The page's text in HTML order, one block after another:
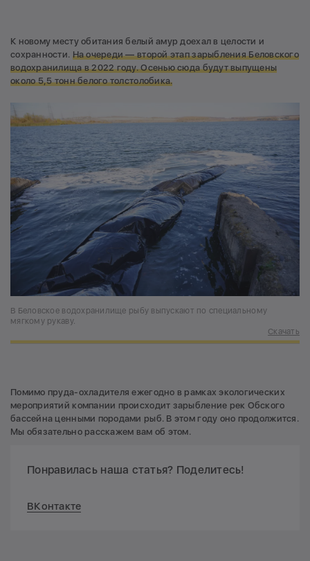
К новому месту обитания белый амур доехал в целости и
сохранности. На очереди — второй этап зарыбления Беловского
водохранилища в 2022 году. Осенью сюда будут выпущены
около 5,5 тонн белого толстолобика.
В Беловское водохранилище рыбу выпускают по специальному
мягкому рукаву.
Скачать
Помимо пруда-охладителя ежегодно в рамках экологических
мероприятий компании происходит зарыбление рек Обского
бассейна ценными породами рыб. В этом году оно продолжится.
Мы обязательно расскажем вам об этом.
Понравилась наша статья? Поделитесь!
ВКонтакте